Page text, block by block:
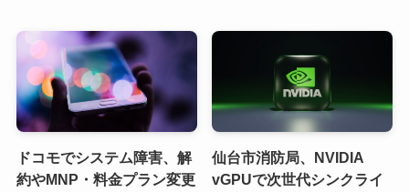
ドコモでシステム障害、解
約やMNP・料金プラン変更
仙台市消防局、NVIDIA
vGPUで次世代シンクライ